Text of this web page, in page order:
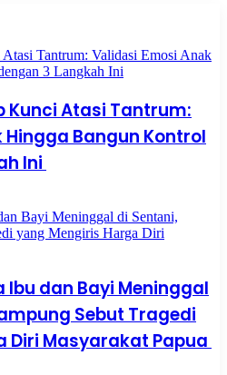
Kunci Atasi Tantrum:
Bangun Kontrol
Ini
Ibu dan Bayi Meninggal
Sebut Tragedi
Diri Masyarakat Papua